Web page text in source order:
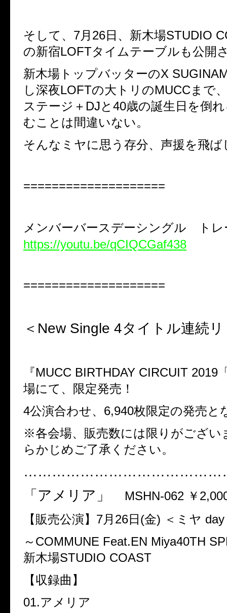
そして、 7月 26日、新木場STUDIO
の新宿LOFTタイムテーブルも公開
新木場トップバッターのX
し深夜LOFTの大トリのMUCC まで
ステージ＋ DJと 40歳の誕生日を倒
むことは間違いない。
そんなミヤに思う存分、声援を飛
====================
メンバーバースデーシングル ト
https://youtu.be/qCIQCGaf438
====================
＜ New Single 4タイトル連続
『MUCC BIRTHDAY CIRCUIT 2019
場にて、限定発売！
4公演合わせ、 6,940枚限定の発売と
※各会場、販売数には限りがござい
らかじめご了承ください。
「アメリア」
MSHN-062 ￥
【販売公演】 7月 26日 (金) ＜ミヤ day
～ COMMUNE Feat.EN Miya40TH
新木場STUDIO COAST
【収録曲】
01.アメリア